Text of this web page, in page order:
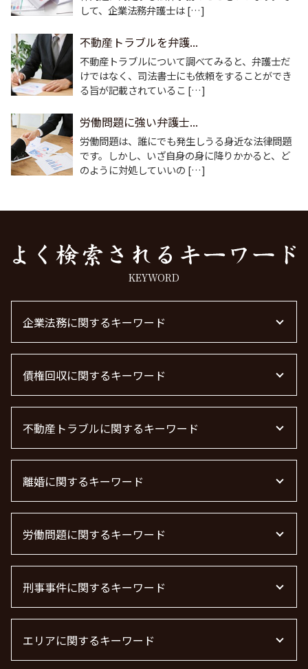
して、企業法務弁護士は […]
不動産トラブルを弁護...
不動産トラブルについて調べてみると、弁護士だ
けではなく、司法書士にも依頼をすることができ
る旨が記載されているこ […]
労働問題に強い弁護士...
労働問題は、誰にでも発生しうる身近な法律問題
です。しかし、いざ自身の身に降りかかると、ど
のように対処していいの […]
KEYWORD
企業法務に関するキーワード
顧問弁護士とは
顧問弁護士 費用
顧問弁護士 費用 中小企業
下請法 改正 2026
法律事務所 m&a
m&a 弁護士費用 相場
企業法務とは
退職勧奨 言ってはいけない
顧問弁護士 個人事業主
m&a 弁護士
企業法務
企業法務 弁護士
顧問弁護士
債権回収に関するキーワード
売掛金 未回収
債権回収 弁護士
債権回収
借金 時効 個人
借金 時効
債権回収 個人
債権回収 無視
借金 時効の援用 その後
債権回収 時効
債権回収 弁護士 完全成功報酬
不動産トラブルに関するキーワード
不動産トラブル 相談
不動産 トラブル相談
不動産トラブル 弁護士
不動産 賃貸 トラブル相談
不動産屋 トラブル 相談
不動産トラブル
不動産賃貸 弁護士
管理会社 トラブル 相談
離婚に関するキーワード
面会交流権
慰謝料 離婚
離婚 慰謝料 相場 年収
離婚公正証書
離婚 慰謝料 精神的苦痛
離婚 精神的苦痛 慰謝料相場
共同親権 制度
労働問題に関するキーワード
労働問題 最近
労働問題 解決策
労働問題 種類
労働問題 弁護士
労働問題に強い弁護士
刑事事件に関するキーワード
脅迫罪 懲役
器物破損 器物損壊 違い
エリアに関するキーワード